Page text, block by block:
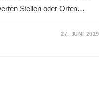
Stellen oder Orten…
27. JUNI 2019